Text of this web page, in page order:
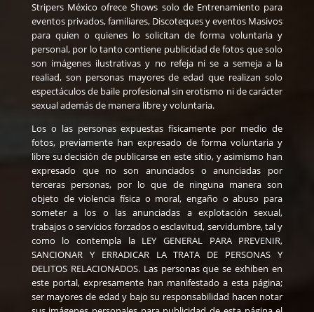
Stripers México ofrece Shows solo de Entrenamiento para
eventos privados, familiares, Discoteques y eventos Masivos
para quien o quienes lo solicitan de forma voluntaria y
personal, por lo tanto contiene publicidad de fotos que solo
son imágenes ilustrativas y no refeja ni se a semeja a la
realiad, son personas mayores de edad que realizan solo
espectáculos de baile profesional sin erotismo ni de carácter
sexual además de manera libre y voluntaria.
Los o las personas expuestas físicamente por medio de
fotos, previamente han expresado de forma voluntaria y
libre su decisión de publicarse en este sitio, y asimismo han
expresado que no son anunciados o anunciadas por
terceras personas, por lo que de ninguna manera son
objeto de violencia física o moral, engaño o abuso para
someter a los o las anunciadas a explotación sexual,
trabajos o servicios forzados o esclavitud, servidumbre, tal y
como lo contempla la LEY GENERAL PARA PREVENIR,
SANCIONAR Y ERRADICAR LA TRATA DE PERSONAS Y
DELITOS RELACIONADOS. Las personas que se exhiben en
este portal, expresamente han manifestado a esta página;
ser mayores de edad y bajo su responsabilidad hacen notar